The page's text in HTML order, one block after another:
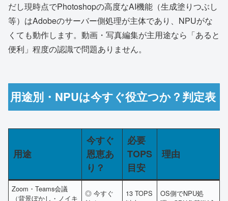
だし現時点でPhotoshopの高度なAI機能（生成塗りつぶし
等）はAdobeのサーバー側処理が主体であり、NPUがな
くても動作します。動画・写真編集が主用途なら「あると
便利」程度の認識で問題ありません。
用途別・NPUは今すぐ役立つか？判定表
用途
今すぐ
恩恵あ
り？
必要
TOPS
目安
理由
Zoom・Teams会議
（背景ぼかし・ノイキ
◎ 今すぐ
13 TOPS
OS側でNPU処